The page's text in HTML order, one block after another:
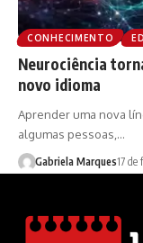
CONHECIMENTO
Neurociência
novo idioma
Aprender uma nova
algumas pessoas,…
Gabriela Marques17 de